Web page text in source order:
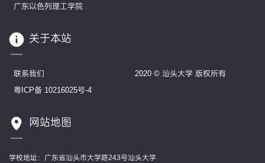
广东以色列理工学院
关于本站
联系我们
2020 © 汕头大学 版权所有
粤ICP备 10216025号-4
网站地图
学校地址：广东省汕头市大学路243号汕头大学